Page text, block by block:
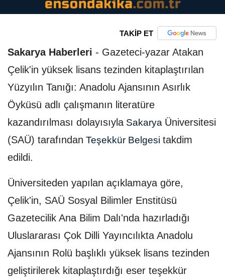
TAKİP ET
Sakarya Haberleri - Gazeteci-yazar Atakan
Çelik'in yüksek lisans tezinden kitaplaştırılan
Yüzyılın Tanığı: Anadolu Ajansının Asırlık
Öyküsü adlı çalışmanın literatüre
kazandırılması dolayısıylaSakarya Üniversitesi
(SAÜ) tarafından Teşekkür Belgesi takdim
edildi.
Üniversiteden yapılan açıklamaya göre,
Çelik'in, SAÜ Sosyal Bilimler Enstitüsü
Gazetecilik Ana Bilim Dalı'nda hazırladığı
Uluslararası Çok Dilli Yayıncılıkta Anadolu
Ajansının Rolü başlıklı yüksek lisans tezinden
geliştirilerek kitaplaştırdığı eser teşekkür